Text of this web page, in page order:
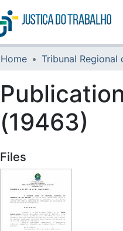
Home
(19463)
Files